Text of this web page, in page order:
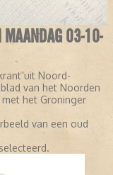
MAANDAG 03-10-
uit Noord-
van het Noorden
het Groninger
van een oud